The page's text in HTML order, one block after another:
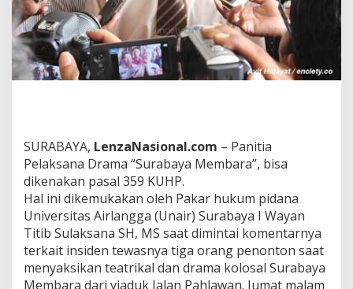
n
a
m
P
a
5
9
K
U
H
P
SURABAYA, LenzaNasional.com – Panitia
Pelaksana Drama “Surabaya Membara”, bisa
dikenakan pasal 359 KUHP.
Hal ini dikemukakan oleh Pakar hukum pidana
Universitas Airlangga (Unair) Surabaya I Wayan
Titib Sulaksana SH, MS saat dimintai komentarnya
terkait insiden tewasnya tiga orang penonton saat
menyaksikan teatrikal dan drama kolosal Surabaya
Membara dari viaduk Jalan Pahlawan. Jumat malam